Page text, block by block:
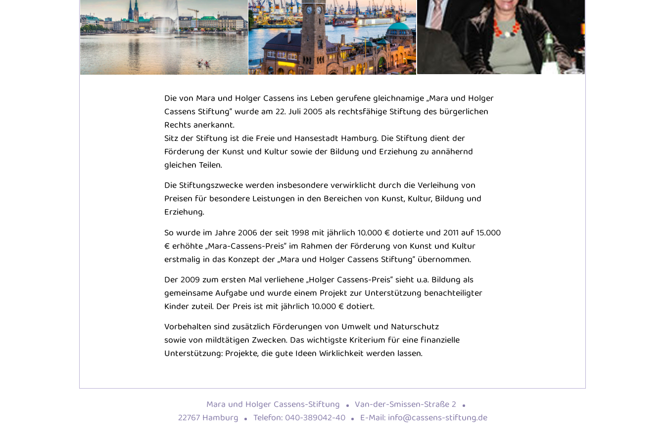
Die von Mara und Holger Cassens ins Leben gerufene gleichnamige „Mara und Holger
Cassens Stiftung“ wurde am 22. Juli 2005 als rechtsfähige Stiftung des bürgerlichen
Rechts anerkannt.
Sitz der Stiftung ist die Freie und Hansestadt Hamburg. Die Stiftung dient der
Förderung der Kunst und Kultur sowie der Bildung und Erziehung zu annähernd
gleichen Teilen.
Die Stiftungszwecke werden insbesondere verwirklicht durch die Verleihung von
Preisen für besondere Leistungen in den Bereichen von Kunst, Kultur, Bildung und
Erziehung.
So wurde im Jahre 2006 der seit 1998 mit jährlich 10.000 € dotierte und 2011 auf 15.000
€ erhöhte „Mara-Cassens-Preis“ im Rahmen der Förderung von Kunst und Kultur
erstmalig in das Konzept der „Mara und Holger Cassens Stiftung“ übernommen.
Der 2009 zum ersten Mal verliehene „Holger Cassens-Preis“ sieht u.a. Bildung als
gemeinsame Aufgabe und wurde einem Projekt zur Unterstützung benachteiligter
Kinder zuteil. Der Preis ist mit jährlich 10.000 € dotiert.
Vorbehalten sind zusätzlich Förderungen von Umwelt und Naturschutz
sowie von mildtätigen Zwecken.Das wichtigste Kriterium für eine finanzielle
Unterstützung: Projekte, die gute Ideen Wirklichkeit werden lassen.
Mara und Holger Cassens-Stiftung
Van-der-Smissen-Straße 2
22767 Hamburg
Telefon: 040-389042-40 E-Mail: info@cassens-stiftung.de